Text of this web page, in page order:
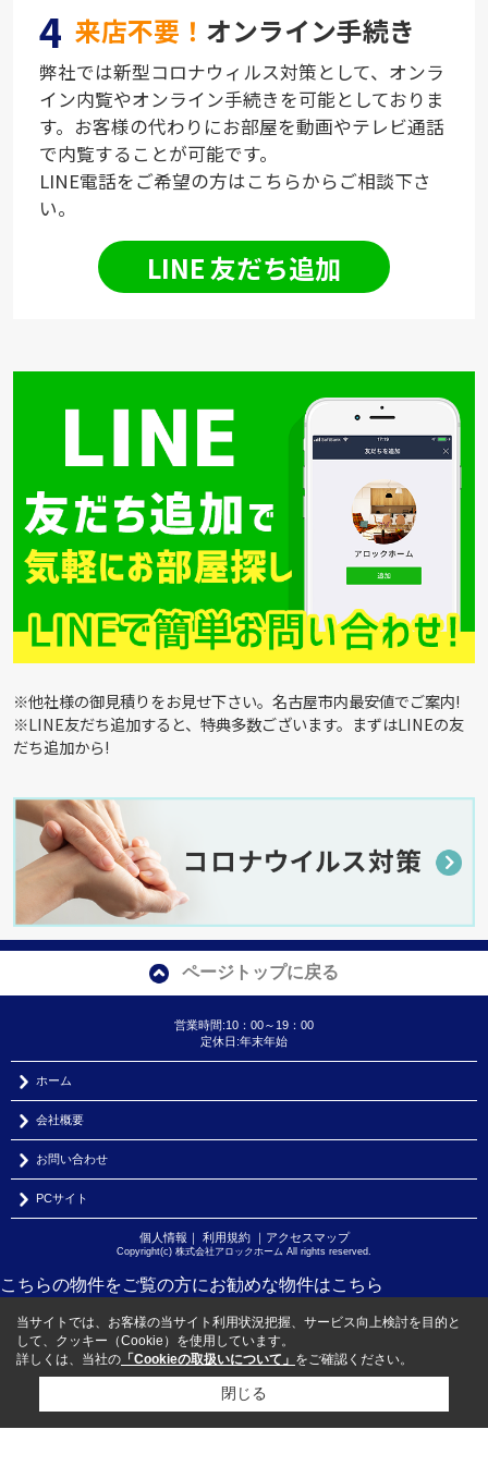
4 来店不要！ オンライン手続き
弊社では新型コロナウィルス対策として、オンラ
イン内覧やオンライン手続きを可能としておりま
す。お客様の代わりにお部屋を動画やテレビ通話
で内覧することが可能です。
LINE電話をご希望の方はこちらからご相談下さ
い。
LINE 友だち追加
※他社様の御見積りをお見せ下さい。名古屋市内最安値でご案内!
※LINE友だち追加すると、特典多数ございます。まずはLINEの友
だち追加から!
ページトップに戻る
営業時間:10：00～19：00
定休日:年末年始
ホーム
会社概要
お問い合わせ
PCサイト
個人情報 利用規約｜ アクセスマップ
Copyright(c) 株式会社アロックホーム All rights reserved.
こちらの物件をご覧の方にお勧めな物件はこちら
当サイトでは、お客様の当サイト利用状況把握、サービス向上検討を目的と
して、クッキー（Cookie）を使用しています。
詳しくは、当社の 「Cookieの取扱いについて」 をご確認ください。
閉じる